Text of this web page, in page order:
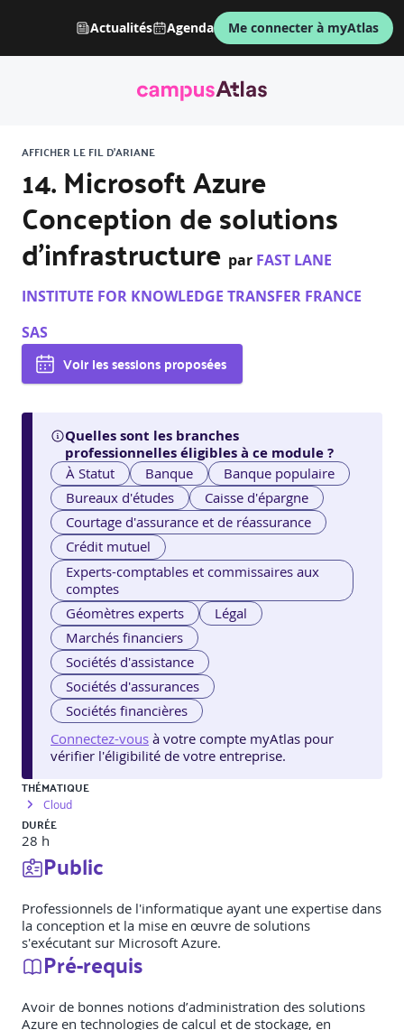
Actualités Agenda Me connecter à myAtlas
AFFICHER LE FIL D'ARIANE
14. Microsoft Azure
Conception de solutions
d'infrastructure par FAST LANE
INSTITUTE FOR KNOWLEDGE TRANSFER FRANCE
SAS
Voir les sessions proposées
Quelles sont les branches
professionnelles éligibles à ce module ?
À Statut Banque
Banque populaire
Bureaux d'études
Caisse d'épargne
Courtage d'assurance et de réassurance
Crédit mutuel
Experts-comptables et commissaires aux
comptes
Géomètres experts
Légal
Marchés financiers
Sociétés d'assistance
Sociétés d'assurances
Sociétés financières
Connectez-vous à votre compte myAtlas pour
vérifier l'éligibilité de votre entreprise.
THÉMATIQUE
Cloud
DURÉE
28 h
Public
Professionnels de l'informatique ayant une expertise dans
la conception et la mise en œuvre de solutions
s'exécutant sur Microsoft Azure.
Pré-requis
Avoir de bonnes notions d’administration des solutions
Azure en technologies de calcul et de stockage, en